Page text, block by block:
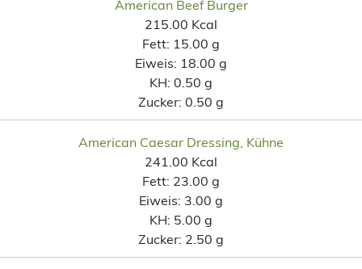
American Beef Burger
215.00 Kcal
Fett: 15.00 g
Eiweis: 18.00 g
KH: 0.50 g
Zucker: 0.50 g
American Caesar Dressing, Kühne
241.00 Kcal
Fett: 23.00 g
Eiweis: 3.00 g
KH: 5.00 g
Zucker: 2.50 g